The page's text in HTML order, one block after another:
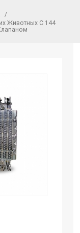
/
Животных С 144